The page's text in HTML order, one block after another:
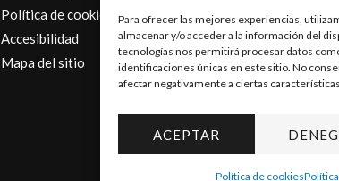
Para ofrecer las mejores experiencias,
almacenar y/o acceder a la información del
tecnologías nos permitirá procesar datos
identificaciones únicas en este sitio. No
afectar negativamente a ciertas
ACEPTAR
Política de cookies
Política de cookies
Accesibilidad
Mapa del sitio